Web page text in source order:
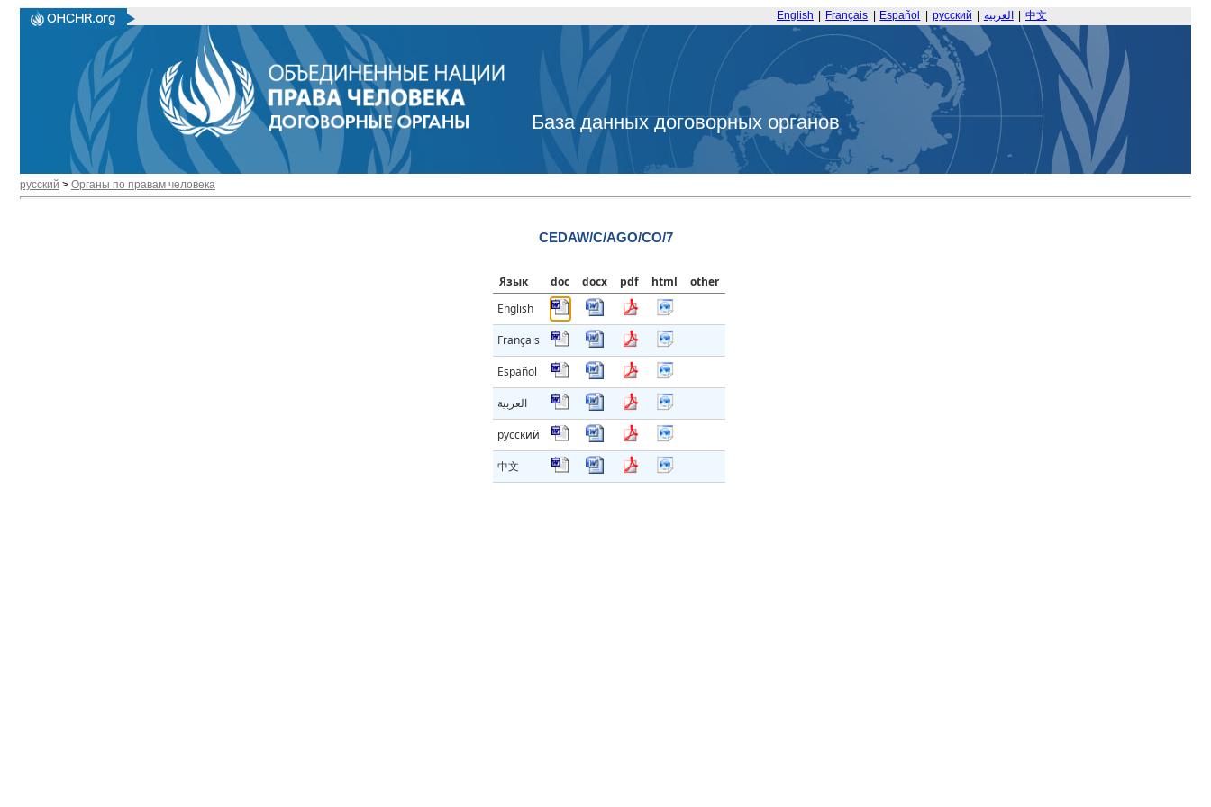
English Français Español русский العربية 中文
База данных договорных органов
русский > Органы по правам человека
CEDAW/C/AGO/CO/7
Язык doc docx pdf html
other
English
Français
Español
العربية
русский
中文